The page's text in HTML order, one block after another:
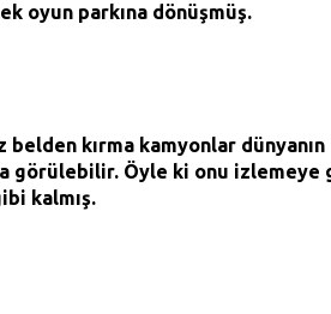
oyun parkına dönüşmüş.
belden kırma kamyonlar
görülebilir. Öyle ki onu izlemeye
kalmış.